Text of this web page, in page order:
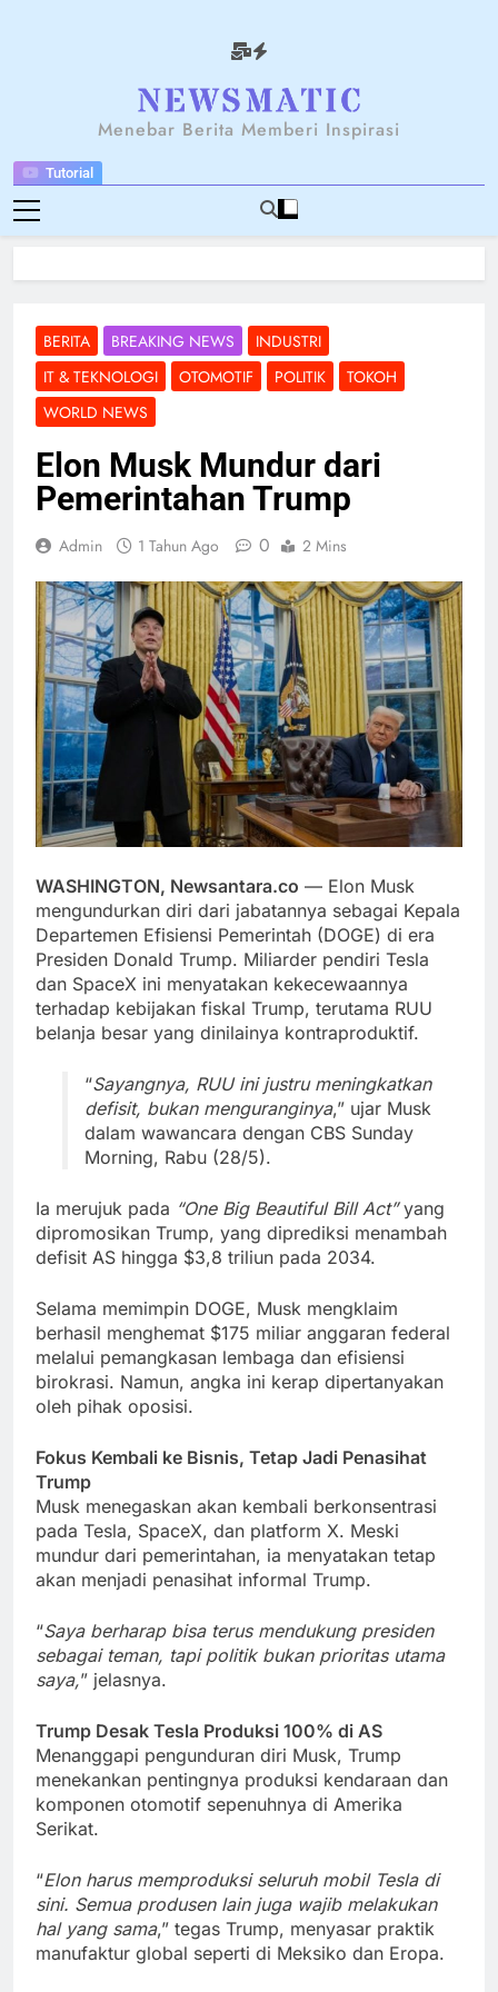
Tutorial
NEWSANTARA
Menebar Berita Memberi Inspirasi
BERITA BREAKING NEWS
INDUSTRI
IT & TEKNOLOGI
OTOMOTIF POLITIK
TOKOH
WORLD NEWS
Elon Musk Mundur dari
Pemerintahan Trump
Admin 1 Tahun Ago 0 2 Mins
WASHINGTON, Newsantara.co — Elon Musk
mengundurkan diri dari jabatannya sebagai Kepala
Departemen Efisiensi Pemerintah (DOGE) di era
Presiden Donald Trump. Miliarder pendiri Tesla
dan SpaceX ini menyatakan kekecewaannya
terhadap kebijakan fiskal Trump, terutama RUU
belanja besar yang dinilainya kontraproduktif.
“Sayangnya, RUU ini justru meningkatkan
defisit, bukan menguranginya,” ujar Musk
dalam wawancara dengan CBS Sunday
Morning, Rabu (28/5).
Ia merujuk pada “One Big Beautiful Bill Act”yang
dipromosikan Trump, yang diprediksi menambah
defisit AS hingga $3,8 triliun pada 2034.
Selama memimpin DOGE, Musk mengklaim
berhasil menghemat $175 miliar anggaran federal
melalui pemangkasan lembaga dan efisiensi
birokrasi. Namun, angka ini kerap dipertanyakan
oleh pihak oposisi.
Fokus Kembali ke Bisnis, Tetap Jadi Penasihat
Trump
Musk menegaskan akan kembali berkonsentrasi
pada Tesla, SpaceX, dan platform X. Meski
mundur dari pemerintahan, ia menyatakan tetap
akan menjadi penasihat informal Trump.
“Saya berharap bisa terus mendukung presiden
sebagai teman, tapi politik bukan prioritas utama
saya,” jelasnya.
Trump Desak Tesla Produksi 100% di AS
Menanggapi pengunduran diri Musk, Trump
menekankan pentingnya produksi kendaraan dan
komponen otomotif sepenuhnya di Amerika
Serikat.
“Elon harus memproduksi seluruh mobil Tesla di
sini. Semua produsen lain juga wajib melakukan
hal yang sama,” tegas Trump, menyasar praktik
manufaktur global seperti di Meksiko dan Eropa.